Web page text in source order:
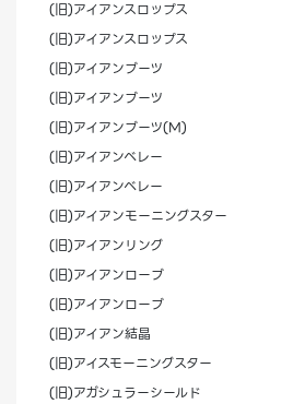
(旧)アイアンスロップス
(旧)アイアンスロップス
(旧)アイアンブーツ
(旧)アイアンブーツ
(旧)アイアンブーツ(M)
(旧)アイアンベレー
(旧)アイアンベレー
(旧)アイアンモーニングスター
(旧)アイアンリング
(旧)アイアンローブ
(旧)アイアンローブ
(旧)アイアン結晶
(旧)アイスモーニングスター
(旧)アガシュラーシールド